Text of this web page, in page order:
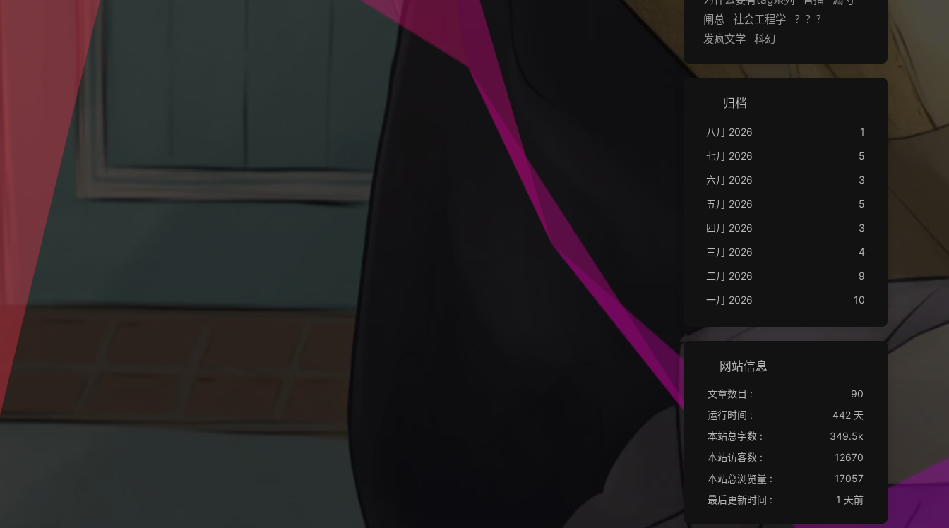
闸总
社会工程学
？？？
发疯文学
科幻
归档
八月 2026
1
七月 2026
5
六月 2026
3
五月 2026
5
四月 2026
3
三月 2026
4
二月 2026
9
一月 2026
10
网站信息
文章数目 :
90
运行时间 :
442 天
本站总字数 :
349.5k
本站访客数 :
12670
本站总浏览量 :
17057
最后更新时间 :
1 天前